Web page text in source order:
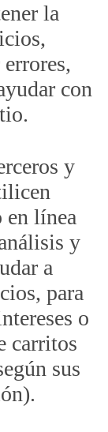
la
con
y
en línea
y
a
para
o
carritos
sus